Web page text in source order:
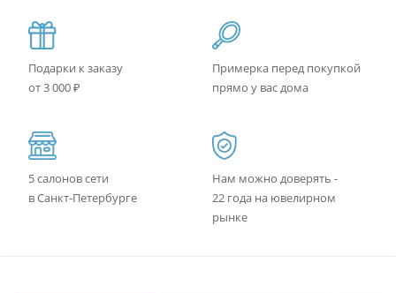
Подарки к заказу
от 3 000 ₽
Примерка перед покупкой
прямо у вас дома
5 салонов сети
в Санкт-Петербурге
Нам можно доверять -
22 года на ювелирном
рынке